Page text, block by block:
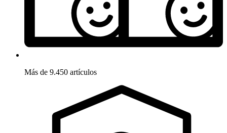
Más de 9.450 artículos